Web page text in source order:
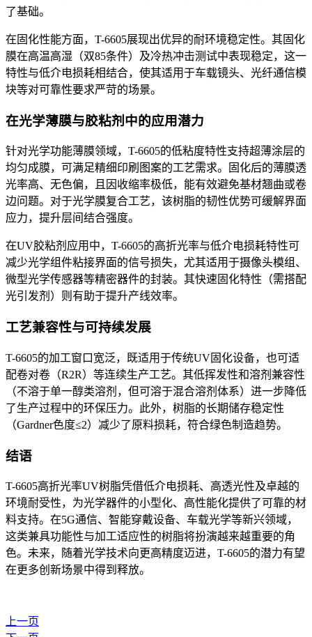
了基础。
在固化性能方面，T-6605展现出优异的耐环境稳定性。其固化
膜在高温高湿（双85条件）及冷热冲击测试中表现稳定，这一
特性与低介电损耗相结合，使其适用于车载镜头、光纤通信模
块等对可靠性要求严苛的场景。
在光学薄膜与胶粘剂中的应用潜力
针对光学功能薄膜领域，T-6605的低粘度特性支持超薄涂层的
均匀成膜，可满足精细印刷图案的工艺需求。固化后的薄膜透
光率高、无色偏，且因收缩率极低，能有效避免基材翘曲或卷
边问题。对于光学膜复合工艺，该树脂的韧性优势可缓解界面
应力，提升层间结合强度。
在UV胶粘剂应用中，T-6605的高折光率与低介电损耗特性可
减少光学组件粘接界面的信号损失，尤其适用于摄像头模组、
微型光学传感器等精密器件的封装。其快速固化特性（需搭配
光引发剂）则有助于提升产线效率。
工艺兼容性与可持续发展
T-6605的加工窗口宽泛，既适用于传统UV固化设备，也可适
配卷对卷（R2R）等连续生产工艺。其低挥发性和溶剂兼容性
（不溶于单一醇类溶剂，但可溶于混合溶剂体系）进一步降低
了生产过程中的环保压力。此外，树脂的长期储存稳定性
（Gardner色度≤2）减少了原料损耗，符合绿色制造趋势。
结语
T-6605高折光率UV树脂凭借低介电损耗、高透光性及卓越的
环境耐受性，为光学器件的小型化、高性能化提供了可靠的材
料支持。在5G通信、智能穿戴设备、车载光学等新兴领域，
这类兼具功能性与加工适应性的树脂将扮演越来越重要的角
色。未来，随着光学技术向更高精度迈进，T-6605的潜力有望
在更多创新场景中得到释放。
上一页